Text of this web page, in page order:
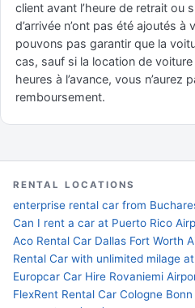
client avant l’heure de retrait ou
d’arrivée n’ont pas été ajoutés
pouvons pas garantir que la
cas, sauf si la location de
heures à l’avance, vous n’aurez
remboursement.
RENTAL LOCATIONS
enterprise rental car from
Can I rent a car at Puerto Rico
Aco Rental Car Dallas Fort Worth
Rental Car with unlimited milage
Europcar Car Hire Rovaniemi
FlexRent Rental Car Cologne